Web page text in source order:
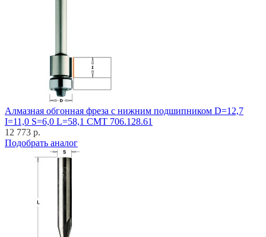
Алмазная обгонная фреза с нижним подшипником D=12,7
I=11,0 S=6,0 L=58,1 CMT 706.128.61
12 773 р.
Подобрать аналог